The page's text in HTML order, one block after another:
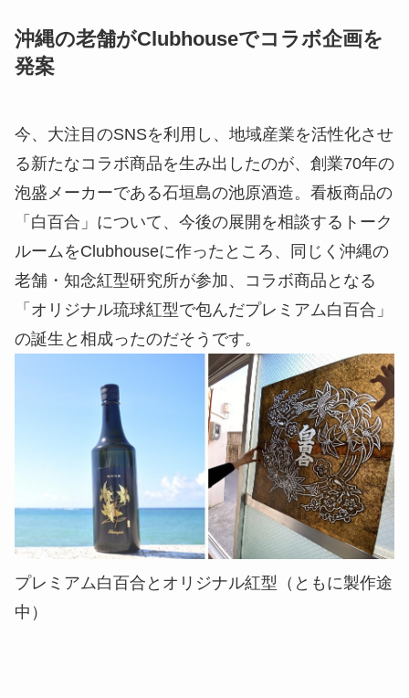
沖縄の老舗がClubhouseでコラボ企画を
発案
今、大注目のSNSを利用し、地域産業を活性化させ
る新たなコラボ商品を生み出したのが、創業70年の
泡盛メーカーである石垣島の池原酒造。看板商品の
「白百合」について、今後の展開を相談するトーク
ルームをClubhouseに作ったところ、同じく沖縄の
老舗・知念紅型研究所が参加、コラボ商品となる
「オリジナル琉球紅型で包んだプレミアム白百合」
の誕生と相成ったのだそうです。
プレミアム白百合とオリジナル紅型（ともに製作途
中）